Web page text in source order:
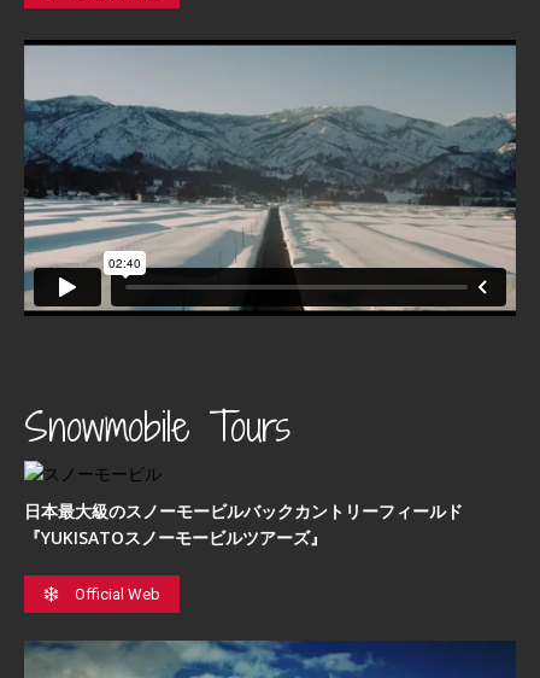
Snowmobile Tours
日本最⼤級のスノーモービルバックカントリーフィールド
『YUKISATOスノーモービルツアーズ』
Official Web